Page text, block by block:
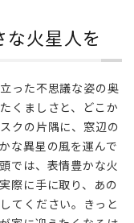
な火星人を
った不思議な姿の奥
くましさと、どこか
クの片隅に、窓辺の
な異星の風を運んで
では、表情豊かな火
際に手に取り、あの
てください。きっと